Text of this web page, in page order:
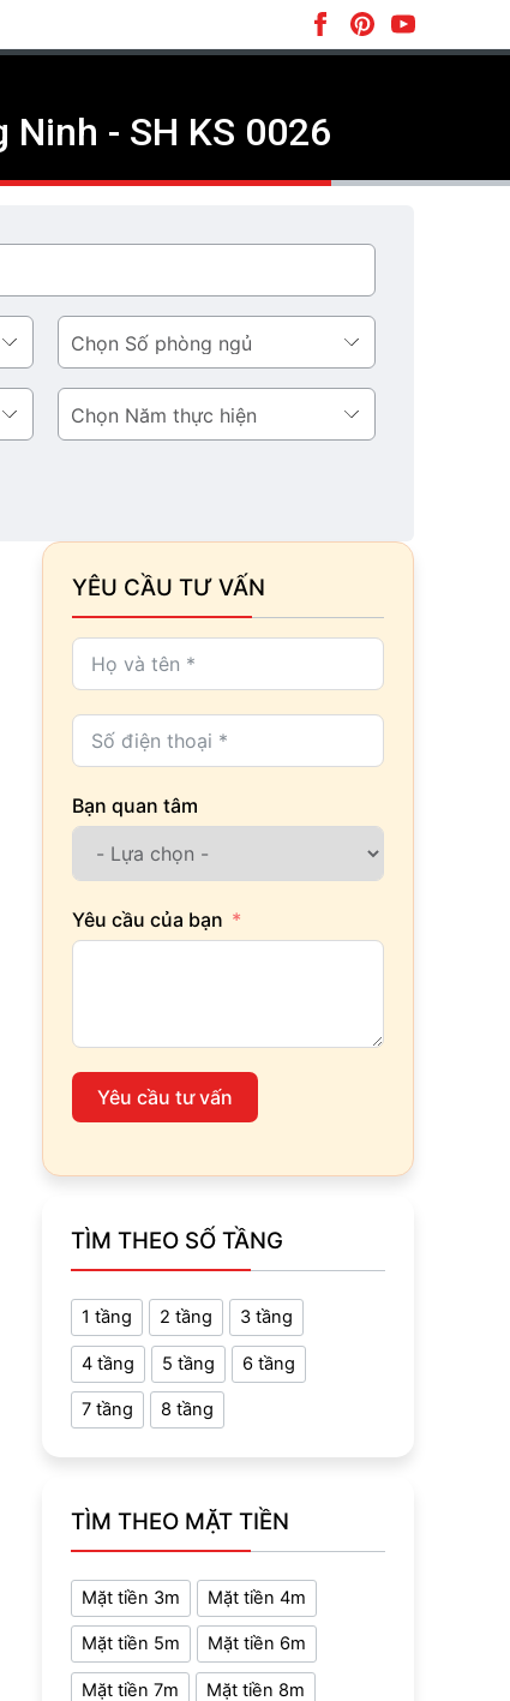
- SH KS 0026
Số
phòng
ngủ
Năm
thực
YÊU CẦU TƯ VẤN
Bạn quan tâm
Yêu cầu của bạn
Yêu cầu tư vấn
TÌM THEO SỐ TẦNG
1 tầng 2 tầng 3 tầng
4 tầng 5 tầng 6 tầng
7 tầng 8 tầng
TÌM THEO MẶT TIỀN
Mặt tiền 3m Mặt tiền 4m
Mặt tiền 5m Mặt tiền 6m
Mặt tiền 7m Mặt tiền 8m